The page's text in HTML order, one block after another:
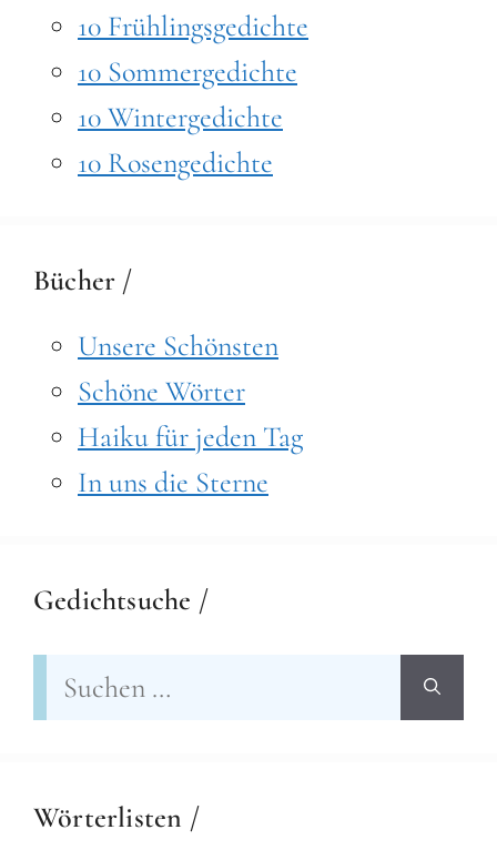
10 Frühlingsgedichte
10 Sommergedichte
10 Wintergedichte
10 Rosengedichte
Bücher /
Unsere Schönsten
Schöne Wörter
Haiku für jeden Tag
In uns die Sterne
Gedichtsuche /
Suchen
nach:
Wörterlisten /